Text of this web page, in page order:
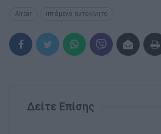
Aircar ιπτάμενο αυτοκίνητο
Δείτε Επίσης